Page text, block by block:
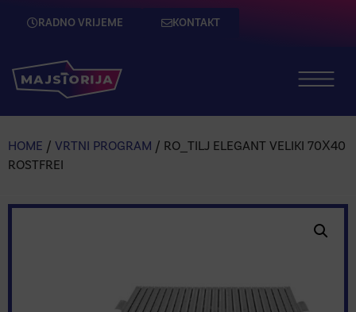
RADNO VRIJEME KONTAKT
HOME / VRTNI PROGRAM / RO_TILJ ELEGANT VELIKI 70X40
ROSTFREI